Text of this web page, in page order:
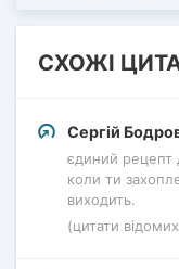
СХОЖІ
Сергій
єдиний рецепт
коли ти
виходить.
(цитати